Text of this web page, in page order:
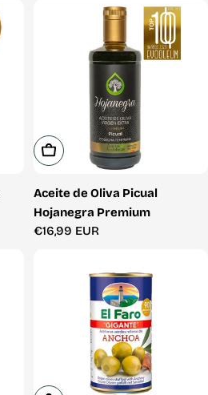
Añadir A La Cesta
Aceite de Oliva Picual
Hojanegra Premium
Precio
€16,99 EUR